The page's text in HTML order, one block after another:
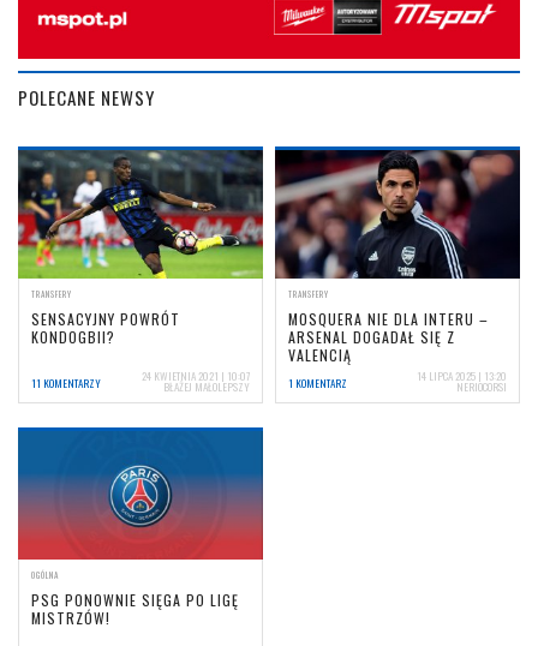
POLECANE NEWSY
TRANSFERY
SENSACYJNY POWRÓT
KONDOGBII?
11 KOMENTARZY 24 KWIETNIA 2021 | 10:07
BŁAŻEJ MAŁOLEPSZY
TRANSFERY
MOSQUERA NIE DLA INTERU –
ARSENAL DOGADAŁ SIĘ Z
VALENCIĄ
1 KOMENTARZ 14 LIPCA 2025 | 13:20
NERIOCORSI
OGÓLNA
PSG PONOWNIE SIĘGA PO LIGĘ
MISTRZÓW!